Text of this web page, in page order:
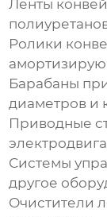
Ленты
Ролики
Барабаны
диаметров и
Приводные
Системы
другое
Очистители